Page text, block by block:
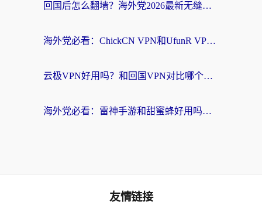
回国后怎么翻墙？海外党2026最新无缝访问国内资源全攻略（附对比实测）
海外党必看：ChickCN VPN和UfunR VPN对比哪个回国效果更好？附实用选择指南
云极VPN好用吗？和回国VPN对比哪个回国效果更好？海外党亲测避坑指南
海外党必看：雷神手游和甜蜜蜂好用吗？3步选对回国加速器无缝刷国内资源
友情链接